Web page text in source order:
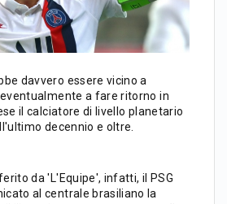
davvero essere vicino a
a fare ritorno in
il calciatore di livello planetario
decennio e oltre.
da 'L'Equipe', infatti, il PSG
al centrale brasiliano la